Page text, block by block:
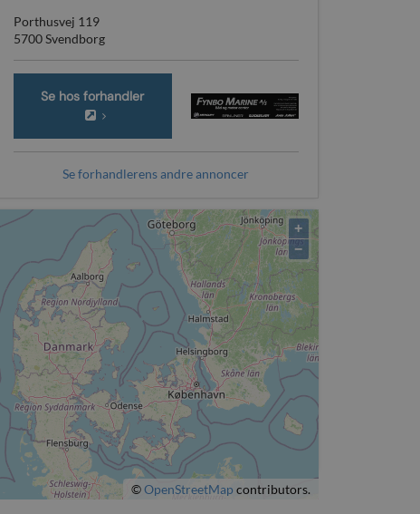
Porthusvej 119
5700 Svendborg
Se hos forhandler
Se forhandlerens andre annoncer
+
−
©OpenStreetMap contributors.